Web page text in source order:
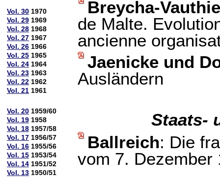
Vol. 30 1970
Vol. 29 1969
Vol. 28 1968
Vol. 27 1967
Vol. 26 1966
Vol. 25 1965
Vol. 24 1964
Vol. 23 1963
Vol. 22 1962
Vol. 21 1961
Vol. 20 1959/60
Vol. 19 1958
Vol. 18 1957/58
Vol. 17 1956/57
Vol. 16 1955/56
Vol. 15 1953/54
Vol. 14 1951/52
Vol. 13 1950/51
Breycha-
de Malte.
ancienne
Jaenicke und
Ausländern
Staats-
Ballreich: Die
vom 7. Dezember